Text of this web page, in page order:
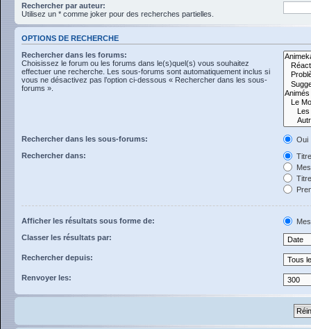
Rechercher par auteur:
Utilisez un * comme joker pour des recherches partielles.
OPTIONS DE RECHERCHE
Rechercher dans les forums:
Choisissez le forum ou les forums dans le(s)quel(s) vous souhaitez
effectuer une recherche. Les sous-forums sont automatiquement inclus si
vous ne désactivez pas l’option ci-dessous « Rechercher dans les sous-
forums ».
Rechercher dans les sous-forums:
Oui
Rechercher dans:
Afficher les résultats sous forme de:
Classer les résultats par:
Rechercher depuis:
Renvoyer les: